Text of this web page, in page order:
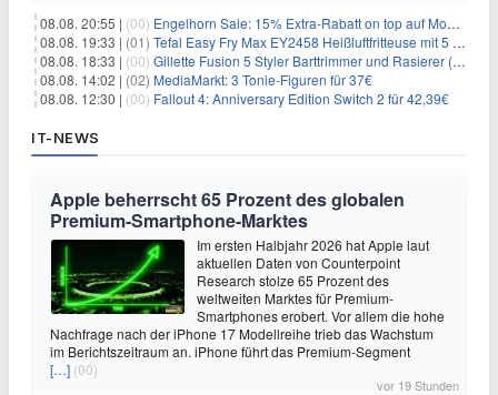
08.08. 20:55 | (00) Engelhorn Sale: 15% Extra-Rabatt on top auf Mode- und Sport-Artikel
08.08. 19:33 | (01) Tefal Easy Fry Max EY2458 Heißluftfritteuse mit 5 Litern für 64,99€
08.08. 18:33 | (00) Gillette Fusion 5 Styler Barttrimmer und Rasierer (All in One) für 16€
08.08. 14:02 | (02) MediaMarkt: 3 Tonie-Figuren für 37€
08.08. 12:30 | (00) Fallout 4: Anniversary Edition Switch 2 für 42,39€
IT-NEWS
Apple beherrscht 65 Prozent des globalen
Premium-Smartphone-Marktes
Im ersten Halbjahr 2026 hat Apple laut
aktuellen Daten von Counterpoint
Research stolze 65 Prozent des
weltweiten Marktes für Premium-
Smartphones erobert. Vor allem die hohe
Nachfrage nach der iPhone 17 Modellreihe trieb das Wachstum
im Berichtszeitraum an. iPhone führt das Premium-Segment
[…] (00)
vor 19 Stunden